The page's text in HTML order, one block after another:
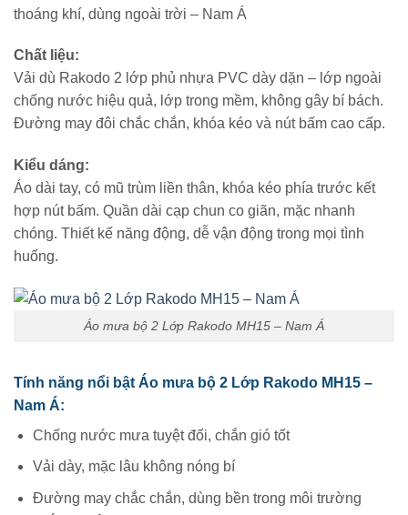
thoáng khí, dùng ngoài trời – Nam Á
Chất liệu:
Vải dù Rakodo 2 lớp phủ nhựa PVC dày dặn – lớp ngoài
chống nước hiệu quả, lớp trong mềm, không gây bí bách.
Đường may đôi chắc chắn, khóa kéo và nút bấm cao cấp.
Kiểu dáng:
Áo dài tay, có mũ trùm liền thân, khóa kéo phía trước kết
hợp nút bấm. Quần dài cạp chun co giãn, mặc nhanh
chóng. Thiết kế năng động, dễ vận động trong mọi tình
huống.
Áo mưa bộ 2 Lớp Rakodo MH15 – Nam Á
Tính năng nổi bật Áo mưa bộ 2 Lớp Rakodo MH15 –
Nam Á:
Chống nước mưa tuyệt đối, chắn gió tốt
Vải dày, mặc lâu không nóng bí
Đường may chắc chắn, dùng bền trong môi trường